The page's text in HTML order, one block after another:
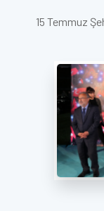
15 Temmuz